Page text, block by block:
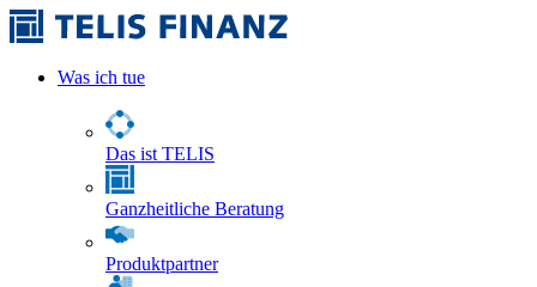
Was ich tue
Das ist TELIS
Ganzheitliche Beratung
Produktpartner